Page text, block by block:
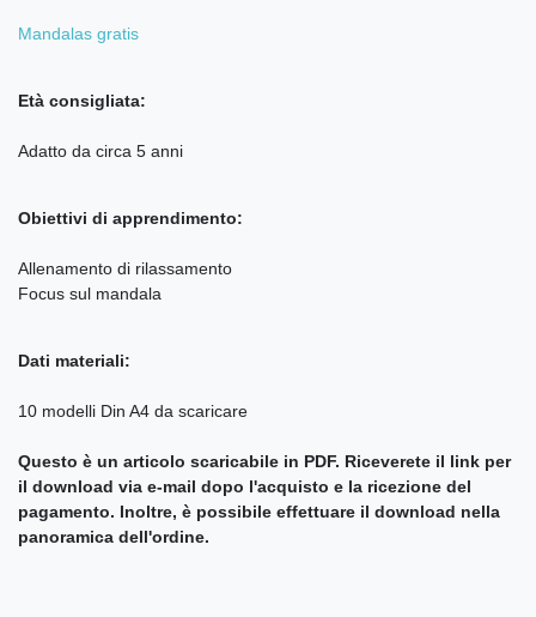
Mandalas gratis
Età consigliata:
Adatto da circa 5 anni
Obiettivi di apprendimento:
Allenamento di rilassamento
Focus sul mandala
Dati materiali:
10 modelli Din A4 da scaricare
Questo è un articolo scaricabile in PDF. Riceverete il link per
il download via e-mail dopo l'acquisto e la ricezione del
pagamento. Inoltre, è possibile effettuare il download nella
panoramica dell'ordine.